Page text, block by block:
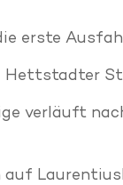
erste
Hettstadter
verläuft
auf